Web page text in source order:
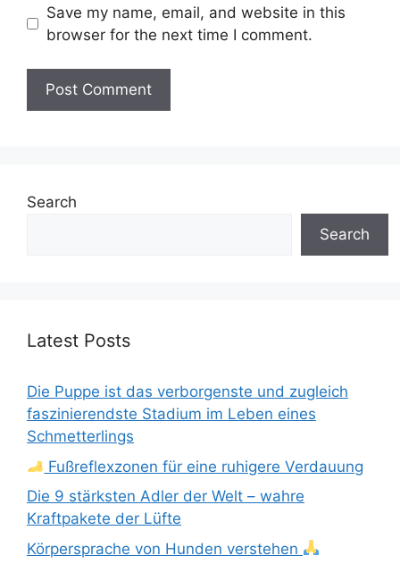
Save my name, email, and website in this
browser for the next time I comment.
Search
Search
Latest Posts
Die Puppe ist das verborgenste und zugleich
faszinierendste Stadium im Leben eines
Schmetterlings
Fußreflexzonen für eine ruhigere Verdauung
Die 9 stärksten Adler der Welt – wahre
Kraftpakete der Lüfte
Körpersprache von Hunden verstehen